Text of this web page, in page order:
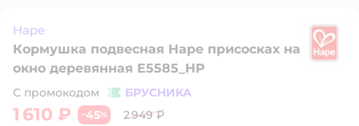
Hape
Кормушка подвесная Hape присосках на
окно деревянная E5585_HP
С промокодом БРУСНИКА
1 610 ₽ −45% 2 949 ₽